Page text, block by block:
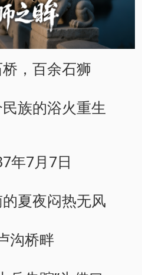
，百余石狮
族的浴火重生
年7月7日
夏夜闷热无风
沟桥畔